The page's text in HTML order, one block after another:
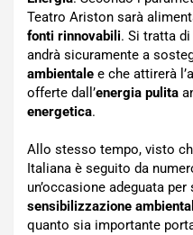
Teatro Ariston sarà
fonti rinnovabili. Si tratta di
andrà sicuramente a
ambientale e che attirerà
offerte dall’energia pulita
energetica.
Allo stesso tempo, visto
Italiana è seguito da
un’occasione adeguata
sensibilizzazione
quanto sia importante